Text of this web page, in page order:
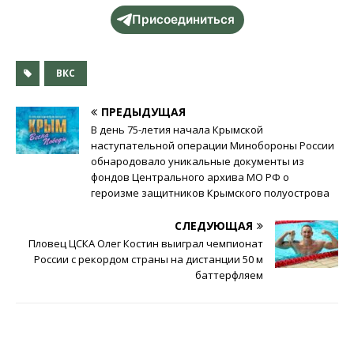
Присоединиться
ВКС
ПРЕДЫДУЩАЯ
В день 75-летия начала Крымской
наступательной операции Минобороны России
обнародовало уникальные документы из
фондов Центрального архива МО РФ о
героизме защитников Крымского полуострова
СЛЕДУЮЩАЯ
Пловец ЦСКА Олег Костин выиграл чемпионат
России с рекордом страны на дистанции 50 м
баттерфляем